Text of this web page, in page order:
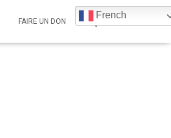
FAIRE UN DON
French